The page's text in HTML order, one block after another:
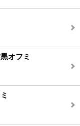
オフミ